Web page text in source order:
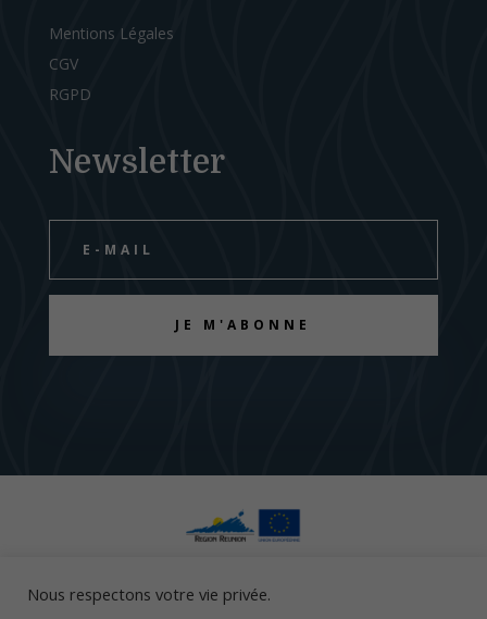
Mentions Légales
CGV
RGPD
Newsletter
JE M'ABONNE
Ce site a été financé à l’aide du FEDER (REACT-UE)
Nous respectons votre vie privée.